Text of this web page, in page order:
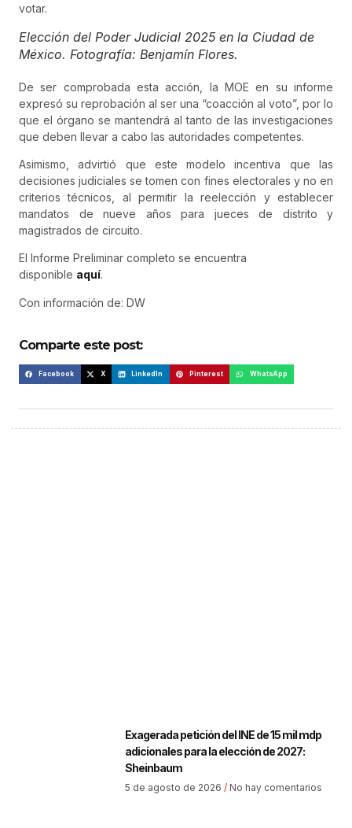
votar.
Elección del Poder Judicial 2025 en la Ciudad de
México. Fotografía: Benjamín Flores.
De ser comprobada esta acción, la MOE en su informe
expresó su reprobación al ser una “coacción al voto”, por lo
que el órgano se mantendrá al tanto de las investigaciones
que deben llevar a cabo las autoridades competentes.
Asimismo, advirtió que este modelo incentiva que las
decisiones judiciales se tomen con fines electorales y no en
criterios técnicos, al permitir la reelección y establecer
mandatos de nueve años para jueces de distrito y
magistrados de circuito.
El Informe Preliminar completo se encuentra
disponible aquí.
Con información de: DW
Comparte este post:
Facebook X LinkedIn Pinterest WhatsApp
Exagerada petición del INE de 15 mil mdp
adicionales para la elección de 2027:
Sheinbaum
5 de agosto de 2026 No hay comentarios